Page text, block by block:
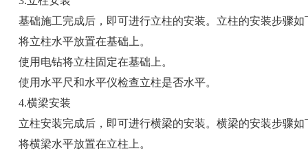
基础施工完成后，即可进行立柱的安装。立柱的安装步骤如
将立柱水平放置在基础上。
使用电钻将立柱固定在基础上。
使用水平尺和水平仪检查立柱是否水平。
4.横梁安装
立柱安装完成后，即可进行横梁的安装。横梁的安装步骤如
将横梁水平放置在立柱上。